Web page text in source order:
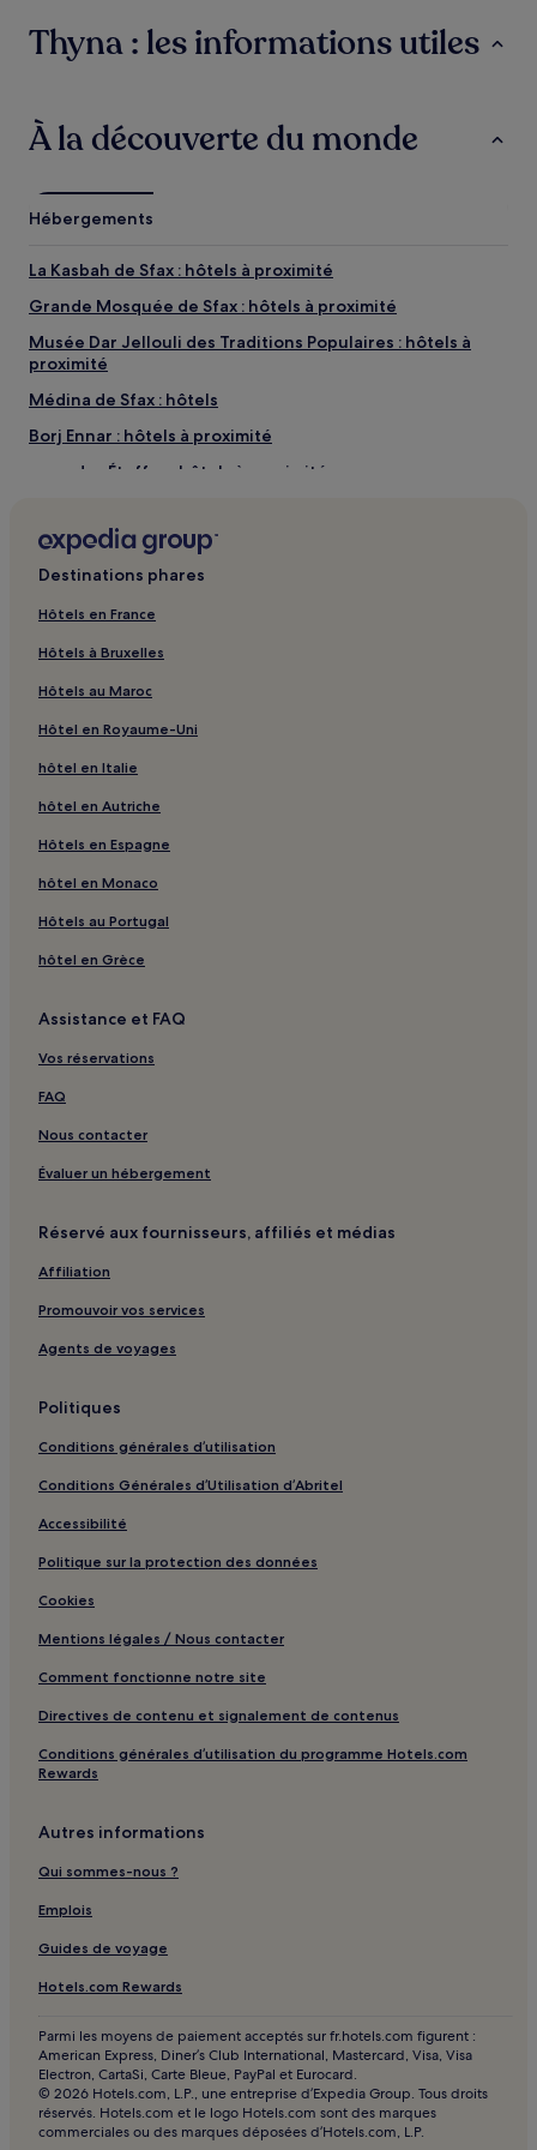
s’appliquer.
Thyna : les informations utiles
À la découverte du monde
Hébergements
La Kasbah de Sfax : hôtels à proximité
Grande Mosquée de Sfax : hôtels à proximité
Musée Dar Jellouli des Traditions Populaires : hôtels à
proximité
Médina de Sfax : hôtels
Borj Ennar : hôtels à proximité
Souq des Étoffes : hôtels à proximité
Sakeit Eddaeir : hôtels
Dar Mohammed Salah : hôtels
Sakiet Ezzit : hôtels
Arrondissement El Bosten : hôtels
Centre Ville : hôtels Hôtels avec parking
Sfax : hôtels Hôtels avec parking
Sfax : hôtels
Gouvernorat de Sfax : hôtels
Destinations phares
Hôtels en France
Hôtels à Bruxelles
Hôtels au Maroc
Hôtel en Royaume-Uni
hôtel en Italie
hôtel en Autriche
Hôtels en Espagne
hôtel en Monaco
Hôtels au Portugal
hôtel en Grèce
Assistance et FAQ
Vos réservations
FAQ
Nous contacter
Évaluer un hébergement
Réservé aux fournisseurs, affiliés et médias
Affiliation
Promouvoir vos services
Agents de voyages
Politiques
Conditions générales d’utilisation
Conditions Générales d’Utilisation d’Abritel
Accessibilité
Politique sur la protection des données
Cookies
Mentions légales / Nous contacter
Comment fonctionne notre site
Directives de contenu et signalement de contenus
Conditions générales d’utilisation du programme Hotels.com
Rewards
Autres informations
Qui sommes-nous ?
Emplois
Guides de voyage
Hotels.com Rewards
Parmi les moyens de paiement acceptés sur fr.hotels.com figurent :
American Express, Diner’s Club International, Mastercard, Visa, Visa
Electron, CartaSi, Carte Bleue, PayPal et Eurocard.
© 2026 Hotels.com, L.P., une entreprise d’Expedia Group. Tous droits
réservés. Hotels.com et le logo Hotels.com sont des marques
commerciales ou des marques déposées d’Hotels.com, L.P.